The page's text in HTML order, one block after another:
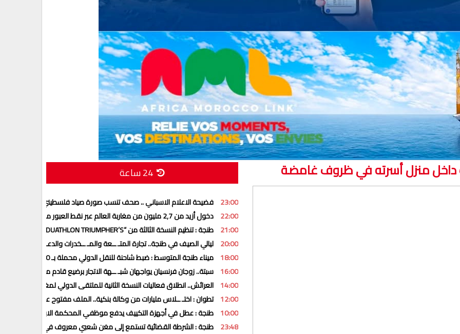
داخل منزل أسرته في ظروف غامضة
23:00 فضيحة الاعلام الاسباني .. صحف تنسب صورة صياد فلسطيني لضـ ــحايا أحـ
22:00 دخول أزيد من 2,7 مليون من مغاربة العالم عبر نقط العبور منذ انطلاق عملية
21:00 طنجة : تنظيم النسخة الثالثة من “DUATHLON TRIUMPHER’S” وكأس إفريقيا للدوياتلون
20:00 ليالي الصيف في طنجة.. تجارة المتـ ــعة والمـ ــخدرات والدعـ ـــارة بعيدا
18:00 ميناء طنجة المتوسط : ضبط شاحنة للنقل الدولي محملة بـ 350 كلغ من الحشـ ـيش
16:00 سبتة.. زوجان فرنسيان يواجهان شبـ ــهة الاتجار برضيع قادم من المغرب
14:00 العرائش.. انطلاق فعاليات النسخة الثانية للملتقى الدولي لمغاربة العالم
12:00 تطوان : اختـ ــلاس مليارات من وكالة بنكية.. الملف مفتوح على تطورات
10:00 طنجة : عطل في أجهزة التكييف يدفع موظفي المحكمة الابتدائية للتوقف
23:48 طنجة : الشرطة القضائية تستمع إلى مغن شعبي معروف في قضية اختـ